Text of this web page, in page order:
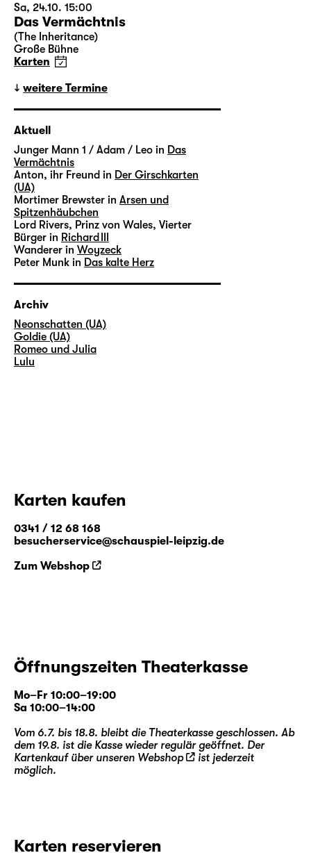
Sa, 24.10. 15:00
Das Vermächtnis
(The Inheritance)
Große Bühne
Karten
weitere Termine
Aktuell
Junger Mann 1 / Adam / Leo in Das
Vermächtnis
Anton, ihr Freund in Der Girschkarten
(UA)
Mortimer Brewster in Arsen und
Spitzenhäubchen
Lord Rivers, Prinz von Wales, Vierter
Bürger in Richard III
Wanderer in Woyzeck
Peter Munk in Das kalte Herz
Archiv
Neonschatten (UA)
Goldie (UA)
Romeo und Julia
Lulu
Karten kaufen
0341 / 12 68 168
besucherservice@schauspiel-leipzig.de
Zum Webshop
Öffnungszeiten Theaterkasse
Mo–Fr 10:00–19:00
Sa 10:00–14:00
Vom 6.7. bis 18.8. bleibt die Theaterkasse geschlossen. Ab
dem 19.8. ist die Kasse wieder regulär geöffnet. Der
Kartenkauf über unseren Webshop
ist jederzeit
möglich.
Karten reservieren